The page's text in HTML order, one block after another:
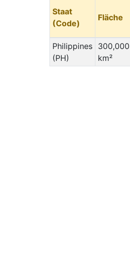
Staat
(Code)
Fläche
Philippines
(PH)
300,000
km²